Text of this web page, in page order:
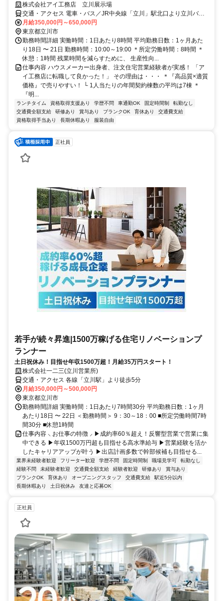
株式会社アイ工務店 立川展示場
交通・アクセス 電車・バス／JR中央線「立川」駅北口より立川バス
「立川サンシャインパーク前」下車、 多摩都市モノレール「立飛」
駅下車
月給350,000円～650,000円
東京都立川市
勤務時間詳細 実働時間：1日あたり8時間 平均勤務日数：1ヶ月あた
り18日 〜 21日 勤務時間：10:00～19:00 ＊所定労働時間：8時間 ＊
休憩：1時間 残業時間を減らすために、 生産性向...
仕事内容 ハウスメーカー出身者、注文住宅営業経験者が実感！ 「ア
イ工務店に転職して良かった！」 その理由は・・・ ＊『高品質×適質
価格』で売りやすい！ └ 1人当たりの年間契約棟数の平均は7棟 ＊
『明...
ランチタイム 資格取得支援あり 学歴不問 車通勤OK 固定時間制
転勤なし
交通費全額支給
研修あり 賞与あり ブランクOK 育休あり
交通費支給
資格取得手当あり
長期休暇あり 服装自由
正社員
若手が続々昇進|1500万稼げる住宅リノベーションプ
ランナー
土日祝休み！目指せ年収1500万超！月給35万円スタート！
株式会社一二三(立川営業所)
交通・アクセス 各線「立川駅」より徒歩5分
月給350,000円～500,000円
東京都立川市
勤務時間詳細 実働時間：1日あたり7時間30分 平均勤務日数：1ヶ月
あたり18日 〜 22日 ＜勤務時間＞ 9：30～18：00 ■所定労働時間7時
間30分 ■休憩1時間
仕事内容 ⸜ お仕事の特徴 ⸝ ▶成約率60％超え！反響型営業で営業に集
中できる ▶年収1500万円超も目指せる高水準給与 ▶営業経験を活か
したキャリアアップが叶う ▶出店計画多数で幹部候補も目指せる...
業界未経験者歓迎 フリーター歓迎 学歴不問 固定時間制 職場見学可
転勤なし
経験不問
未経験者歓迎 交通費全額支給 経験者歓迎 研修あり
賞与あり
ブランクOK
育休あり オープニングスタッフ 交通費支給
駅近5分以内
長期休暇あり
土日祝休み 友達と応募OK
正社員